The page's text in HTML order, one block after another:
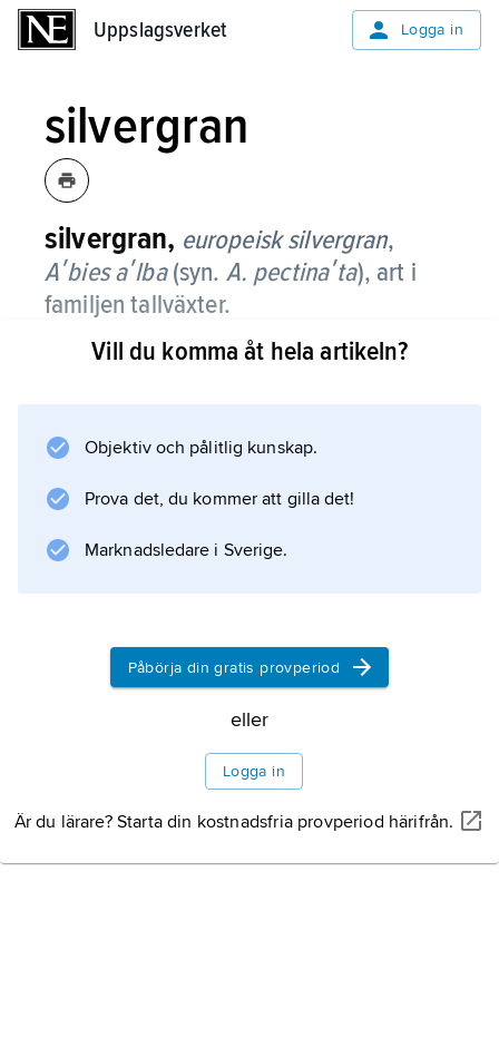
Uppslagsverket Logga in
silvergran
silvergran, europeisk silvergran,
Aʹbies aʹlba(syn. A. pectinaʹta), art i
familjen tallväxter.
Det är ett uppemot 40 m högt barrträd. Unga
jämn, senare sprucken. De uppemot 2 cm
ovansida och två vita, längsgående band på
undersidan. De små hanorganen sitter i täta
samlingar, och de
Information om artikeln
Vill du komma åt hela artikeln?
Objektiv och pålitlig kunskap.
Prova det, du kommer att gilla det!
Marknadsledare i Sverige.
Påbörja din gratis provperiod
eller
Logga in
Är du lärare? Starta din kostnadsfria provperiod härifrån.